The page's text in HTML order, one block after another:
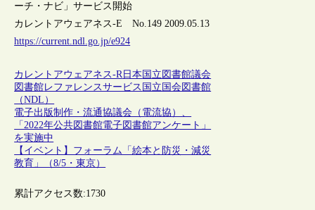
ーチ・ナビ」サービス開始
カレントアウェアネス-E No.149 2009.05.13
https://current.ndl.go.jp/e924
カレントアウェアネス-R 日本 国立図書館議会
図書館レファレンスサービス 国立国会図書館
（NDL）
電子出版制作・流通協議会（電流協）、
「2022年公共図書館電子図書館アンケート」
を実施中
【イベント】フォーラム「絵本と防災・減災
教育」（8/5・東京）
累計アクセス数:1730